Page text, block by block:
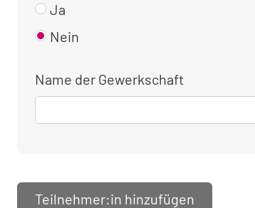
Ja
Nein
Name der Gewerkschaft
Teilnehmer:in hinzufügen